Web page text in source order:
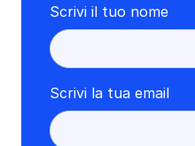
Scrivi il tuo nome
Scrivi la tua email